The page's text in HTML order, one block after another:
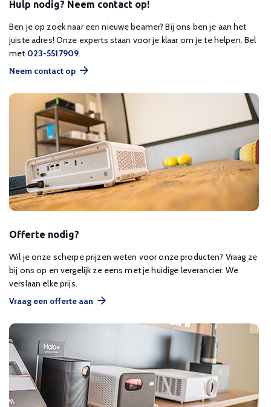
Hulp nodig? Neem contact op!
Ben je op zoek naar een nieuwe beamer? Bij ons ben je aan het
juiste adres! Onze experts staan voor je klaar om je te helpen. Bel
met 023-5517909.
Neem contact op
Offerte nodig?
Wil je onze scherpe prijzen weten voor onze producten? Vraag ze
bij ons op en vergelijk ze eens met je huidige leverancier. We
verslaan elke prijs.
Vraag een offerte aan